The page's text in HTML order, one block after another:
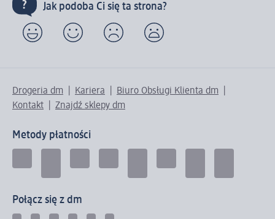
Jak podoba Ci się ta strona?
Drogeria dm Kariera
Biuro Obsługi Klienta dm
Kontakt
Znajdź sklepy dm
Metody płatności
Połącz się z dm